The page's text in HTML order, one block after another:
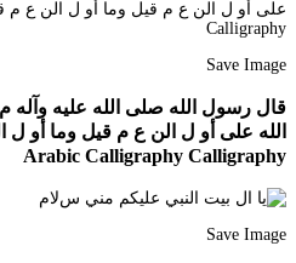
Save Image
قال رسول الله صلى الله عليه وآله
الله على أو ل الن ع م قيل وما أو ل
Arabic Calligraphy Calligraphy
Save Image